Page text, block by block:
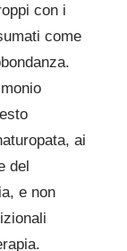
con i
come
ai
del
e non